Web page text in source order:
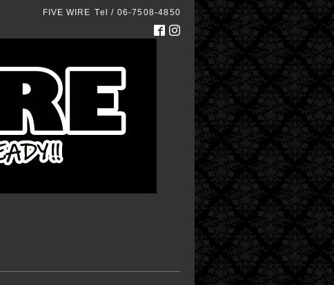
FIVE WIRE Tel / 06-7508-4850